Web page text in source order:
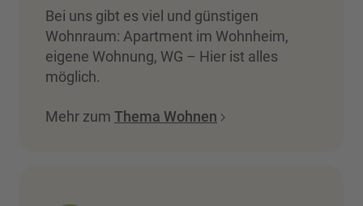
Bei uns gibt es viel und günstigen
Wohnraum: Apartment im Wohnheim,
eigene Wohnung, WG – Hier ist alles
möglich.
Mehr zum Thema Wohnen